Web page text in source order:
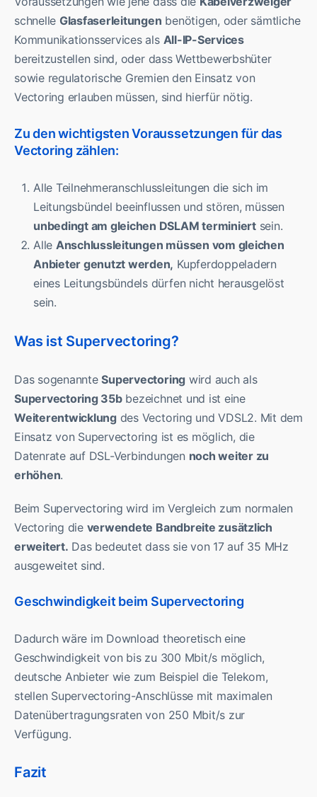
schnelle Glasfaserleitungen benötigen, oder sämtliche
Kommunikationsservices als All-IP-Services
bereitzustellen sind, oder dass Wettbewerbshüter
sowie regulatorische Gremien den Einsatz von
Vectoring erlauben müssen, sind hierfür nötig.
Zu den wichtigsten Voraussetzungen für das
Vectoring zählen:
Alle Teilnehmeranschlussleitungen die sich im
Leitungsbündel beeinflussen und stören, müssen
unbedingt am gleichen DSLAM terminiertsein.
Alle Anschlussleitungen müssen vom gleichen
Anbieter genutzt werden, Kupferdoppeladern
eines Leitungsbündels dürfen nicht herausgelöst
sein.
Was ist Supervectoring?
Das sogenannteSupervectoring wird auch als
Supervectoring 35bbezeichnet und ist eine
Weiterentwicklungdes Vectoring und VDSL2. Mit dem
Einsatz von Supervectoring ist es möglich, die
Datenrate auf DSL-Verbindungen noch weiter zu
erhöhen.
Beim Supervectoring wird im Vergleich zum normalen
Vectoring die verwendete Bandbreite zusätzlich
erweitert. Das bedeutet dass sie von 17 auf 35 MHz
ausgeweitet sind.
Geschwindigkeit beim Supervectoring
Dadurch wäre im Download theoretisch eine
Geschwindigkeit von bis zu 300 Mbit/s möglich,
deutsche Anbieter wie zum Beispiel die Telekom,
stellen Supervectoring-Anschlüsse mit maximalen
Datenübertragungsraten von 250 Mbit/s zur
Verfügung.
Fazit